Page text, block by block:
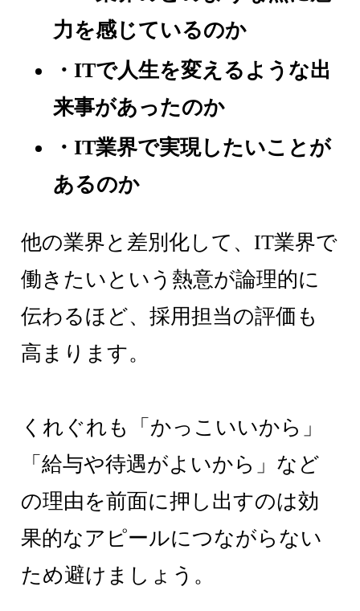
力を感じているのか
・ITで人生を変えるような出
来事があったのか
・IT業界で実現したいことが
あるのか
他の業界と差別化して、IT業界で
働きたいという熱意が論理的に
伝わるほど、採用担当の評価も
高まります。
くれぐれも「かっこいいから」
「給与や待遇がよいから」など
の理由を前面に押し出すのは効
果的なアピールにつながらない
ため避けましょう。